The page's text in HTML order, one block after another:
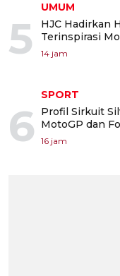
5
UMUM
HJC Hadirkan
Terinspirasi
14 jam
6
SPORT
Profil Sirkuit
MotoGP dan
16 jam